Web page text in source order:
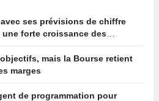
ses prévisions de chiffre
une forte croissance des
mais la Bourse retient
marges
de programmation pour